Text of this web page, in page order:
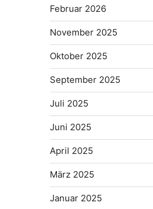
Februar 2026
November 2025
Oktober 2025
September 2025
Juli 2025
Juni 2025
April 2025
März 2025
Januar 2025